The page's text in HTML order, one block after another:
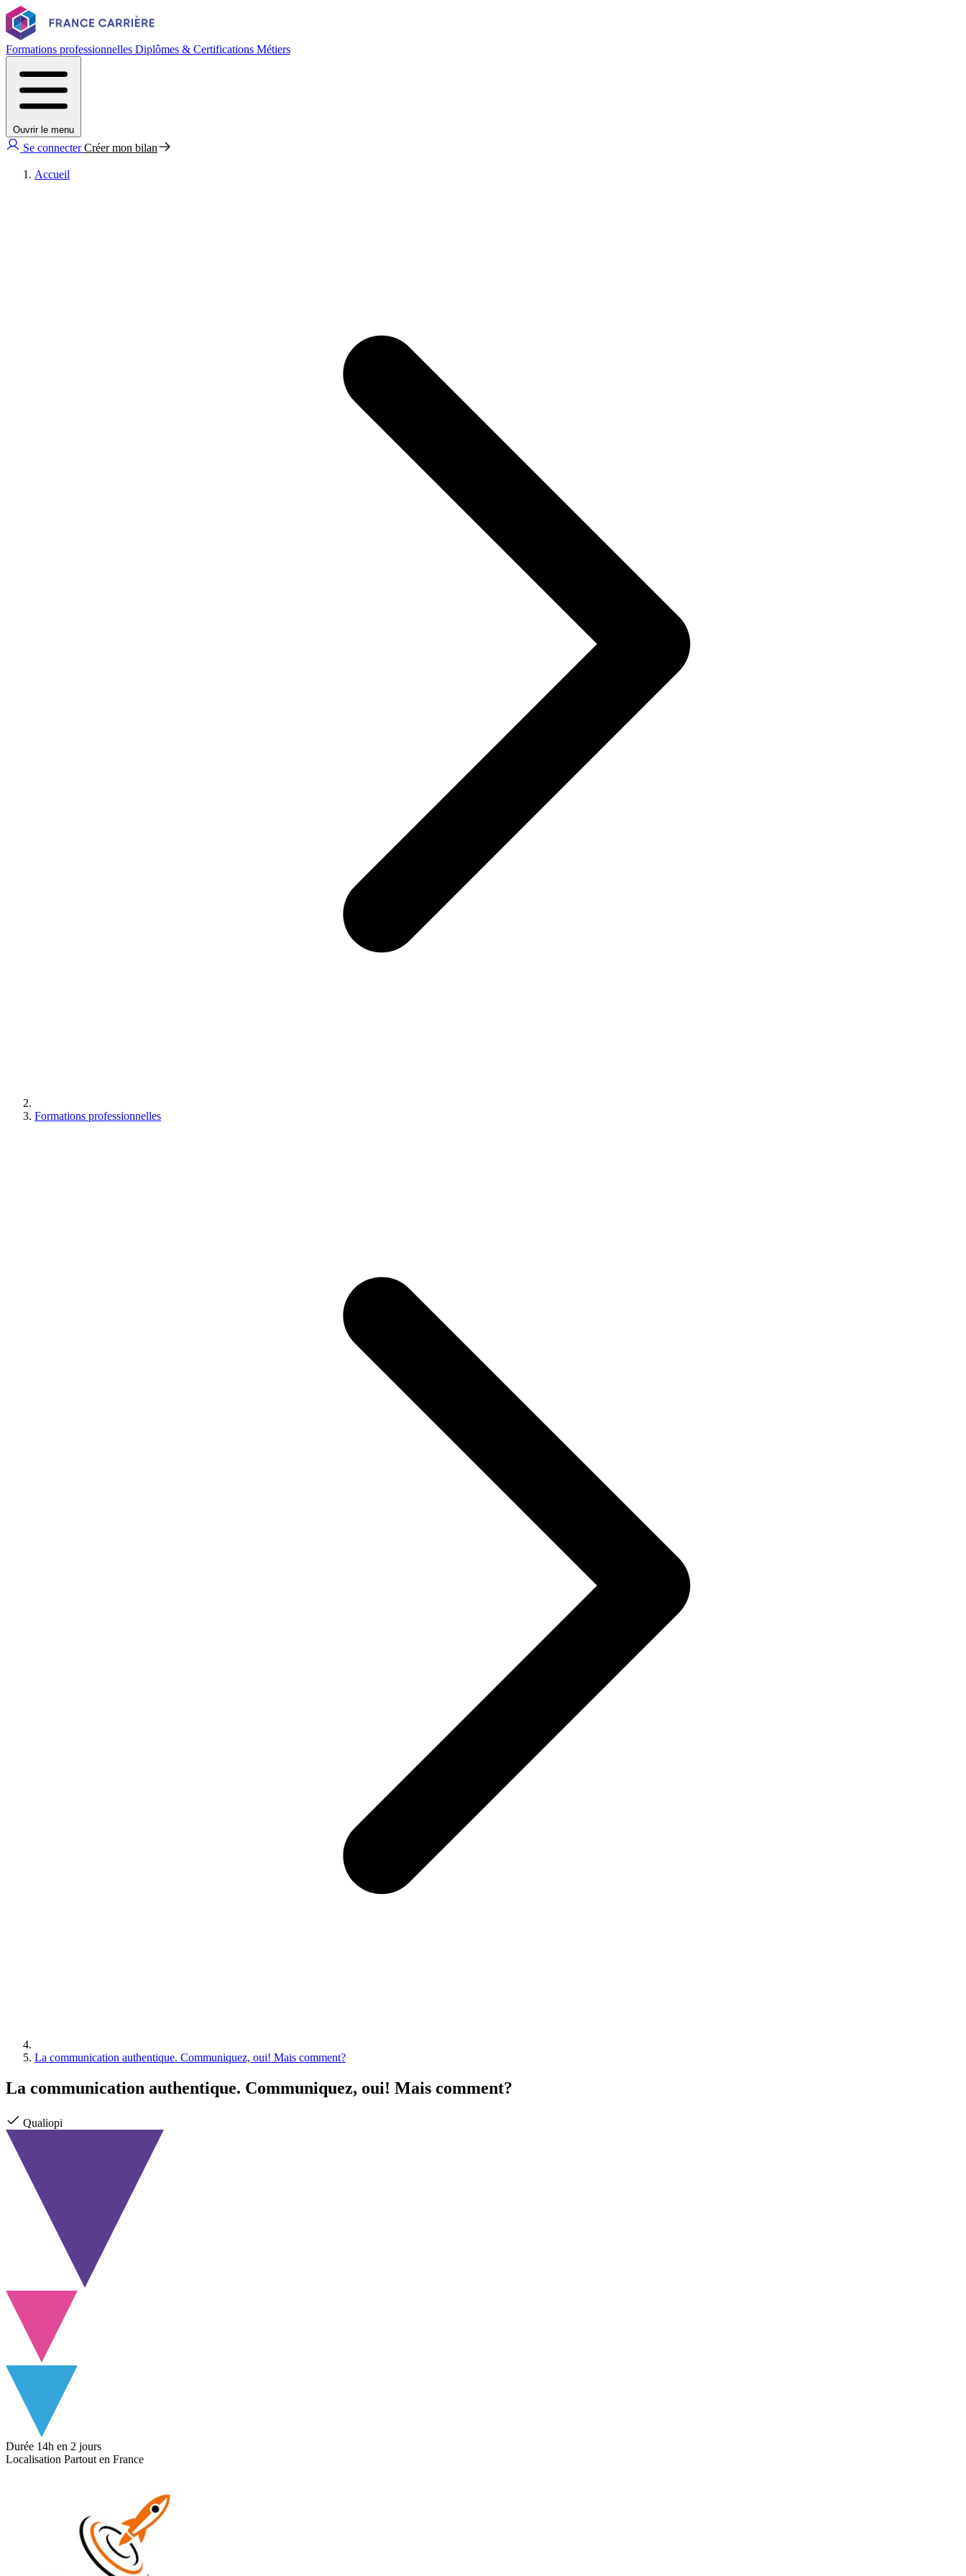
Formations professionnelles Diplômes & Certifications Métiers
Ouvrir le menu
Se connecterCréer mon bilan
Accueil
Formations professionnelles
La communication authentique. Communiquez, oui! Mais comment?
La communication authentique. Communiquez, oui! Mais comment?
Qualiopi
Durée 14h en 2 jours
Localisation Partout en France